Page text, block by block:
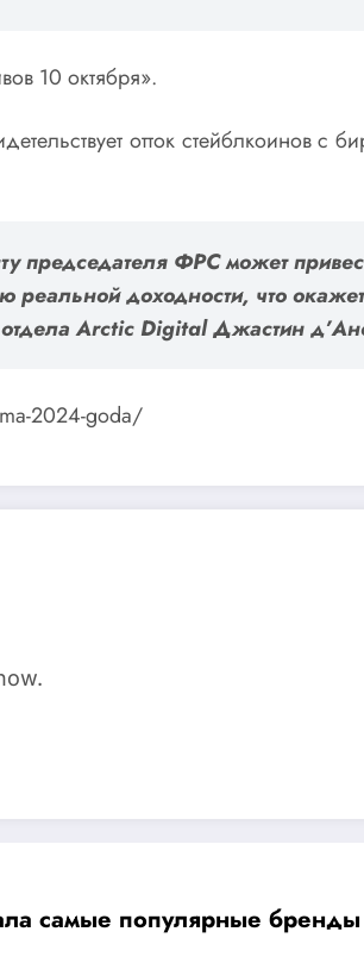
10 октября».
отток стейблкоинов с
председателя ФРС может
доходности, что
отдела Arctic DigitalДжастин
2024-goda/
самые популярные бренды